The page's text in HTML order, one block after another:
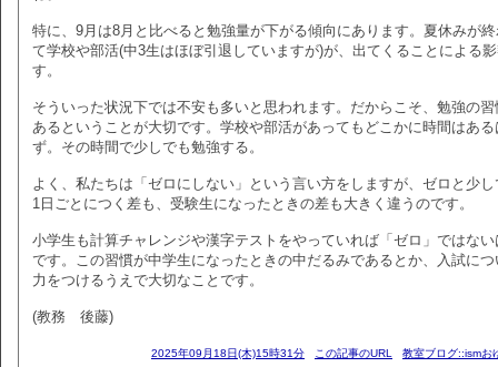
特に、9月は8月と比べると勉強量が下がる傾向にあります。夏休みが
て学校や部活(中3生はほぼ引退していますが)が、出てくることによる
す。
そういった状況下では不安も多いと思われます。だからこそ、勉強の習
あるということが大切です。学校や部活があってもどこかに時間はある
ず。その時間で少しでも勉強する。
よく、私たちは「ゼロにしない」という言い方をしますが、ゼロと少し
1日ごとにつく差も、受験生になったときの差も大きく違うのです。
小学生も計算チャレンジや漢字テストをやっていれば「ゼロ」ではない
です。この習慣が中学生になったときの中だるみであるとか、入試につ
力をつけるうえで大切なことです。
(教務 後藤)
2025年09月18日(木)15時31分 この記事のURL 教室ブログ::ismお